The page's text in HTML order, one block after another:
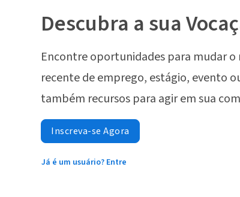
Descubra a sua
Encontre oportunidades para mudar
recente de emprego, estágio, evento
também recursos para agir em sua
Inscreva-se Agora
Já é um usuário? Entre